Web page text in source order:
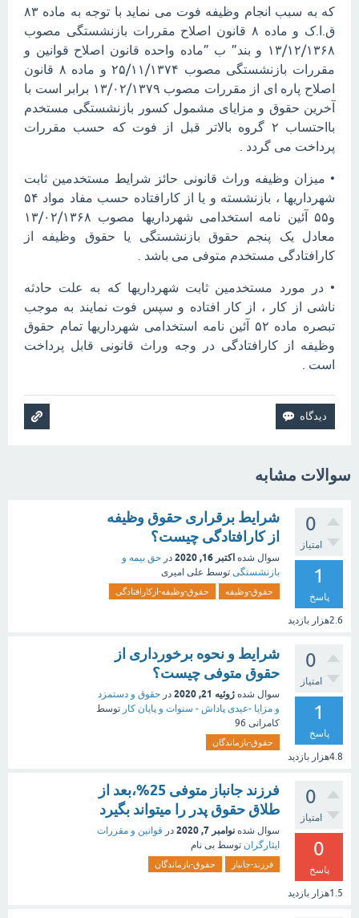
که به سبب انجام وظیفه فوت می نماید با توجه به ماده ۸۳
ق.ا.ک و ماده ۸ قانون اصلاح مقررات بازنشستگی مصوب
۱۳/۱۲/۱۳۶۸ و بند” ب ”ماده واحده قانون اصلاح قوانین و
مقررات بازنشستگی مصوب ۲۵/۱۱/۱۳۷۴ و ماده ۸ قانون
اصلاح پاره ای از مقررات مصوب ۱۳/۰۲/۱۳۷۹ برابر است با
آخرین حقوق و مزایای مشمول کسور بازنشستگی مستخدم
بااحتساب ۲ گروه بالاتر قبل از فوت که حسب مقررات
پرداخت می گردد .
• میزان وظیفه وراث قانونی حائز شرایط مستخدمین ثابت
شهرداریها ، بازنشسته و یا از کارافتاده حسب مفاد مواد ۵۴
و۵۵ آئین نامه استخدامی شهرداریها مصوب ۱۳/۰۲/۱۳۶۸
معادل یک پنجم حقوق بازنشستگی یا حقوق وظیفه از
کارافتادگی مستخدم متوفی می باشد .
• در مورد مستخدمین ثابت شهرداریها که به علت حادثه
ناشی از کار ، از کار افتاده و سپس فوت نمایند به موجب
تبصره ماده ۵۲ آئین نامه استخدامی شهرداریها تمام حقوق
وظیفه از کارافتادگی در وجه وراث قانونی قابل پرداخت
است .
سوالات مشابه
0
امتیاز
1
پاسخ
2.6هزار بازدید
شرایط برقراری حقوق وظیفه
از کارافتادگی چیست؟
سوال شده اکتبر 16, 2020 در حق بیمه و
بازنشستگی توسط علی امیری
حقوق-وظیفه حقوق-وظیفه-ازکارافتادگی
0
امتیاز
1
پاسخ
4.8هزار بازدید
شرایط و نحوه برخورداری از
حقوق متوفی چیست؟
سوال شده ژوئیه 21, 2020 در حقوق و دستمزد
و مزایا -عیدی پاداش - سنوات و پایان کار توسط
کامرانی 96
حقوق-بازماندگان
0
امتیاز
0
پاسخ
1.5هزار بازدید
فرزند جانباز متوفی 25%،بعد از
طلاق حقوق پدر را میتواند بگیرد
سوال شده نوامبر 7, 2020 در قوانین و مقررات
ایثارگران توسط بی نام
فرزند-جانباز حقوق-بازماندگان